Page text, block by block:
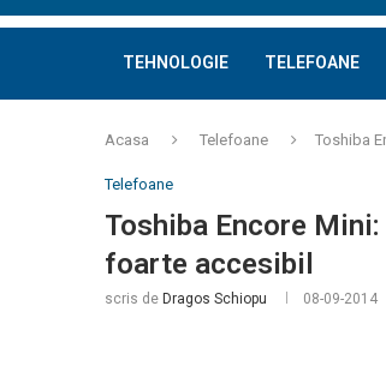
TEHNOLOGIE TELEFOANE
Acasa Telefoane Toshiba
Telefoane
Toshiba Encore
foarte accesibil
scris de Dragos Schiopu 08-09-2014